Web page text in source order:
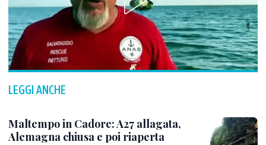
LEGGI ANCHE
Maltempo in Cadore: A27 allagata,
Alemagna chiusa e poi riaperta